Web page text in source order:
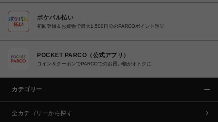
ポケパル払い
初回登録＆お買物で最大1,500円分のPARCOポイント進呈
POCKET PARCO（公式アプリ）
コイン＆クーポンでPARCOでのお買い物がオトクに
カテゴリー
全カテゴリーから探す